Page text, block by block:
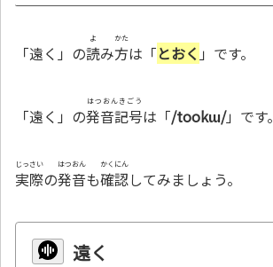
「遠く」の読
よ
み方
かた
は「とおく 」です。
「遠く」の発音記号
はつおんきごう
は「/tookɯ/」です。
実際
じっさい
の発音
はつおん
も確認
かくにん
してみましょう。
遠く